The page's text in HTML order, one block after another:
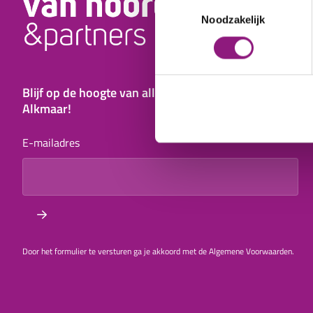
Toestemmingsselectie
Noodzakelijk
Blijf op de hoogte van alles wat er te doen is in
Alkmaar!
E-mailadres
Door het formulier te versturen ga je akkoord met de Algemene Voorwaarden.